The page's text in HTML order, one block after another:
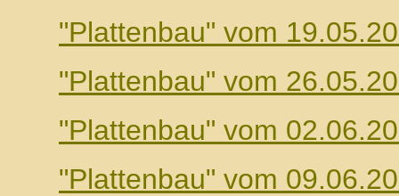
"Plattenbau" vom
"Plattenbau" vom
"Plattenbau" vom
"Plattenbau" vom